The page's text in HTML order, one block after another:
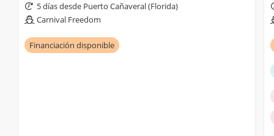
5 días desde Puerto Cañaveral (Florida)
Carnival Freedom
Financiación disponible